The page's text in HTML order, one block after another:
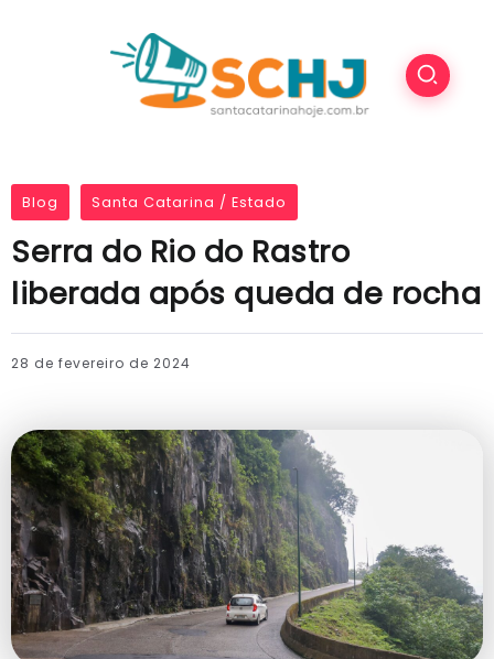
Blog Santa Catarina / Estado
Serra do Rio do Rastro
liberada após queda de rocha
28 de fevereiro de 2024